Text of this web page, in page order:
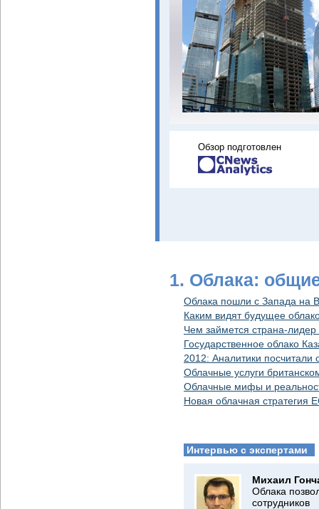
Обзор подготовлен
1. Облака:
Облака пошли с Запада на
Каким видят будущее
Чем займется страна-лидер
Государственное облако
2012: Аналитики посчитали
Облачные услуги
Облачные мифы и
Новая облачная стратегия
Интервью с экспертами
Михаил
Облака
сотрудников